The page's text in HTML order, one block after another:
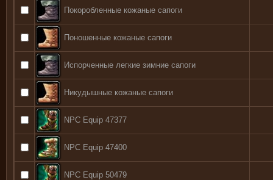
Покоробленные кожаные сапоги
Поношенные кожаные сапоги
Испорченные легкие зимние сапоги
Никудышные кожаные сапоги
NPC Equip 47377
NPC Equip 47400
NPC Equip 50479